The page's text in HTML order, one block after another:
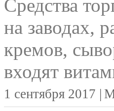
Средства
на заводах,
кремов,
входят
1 сентября 2017 |